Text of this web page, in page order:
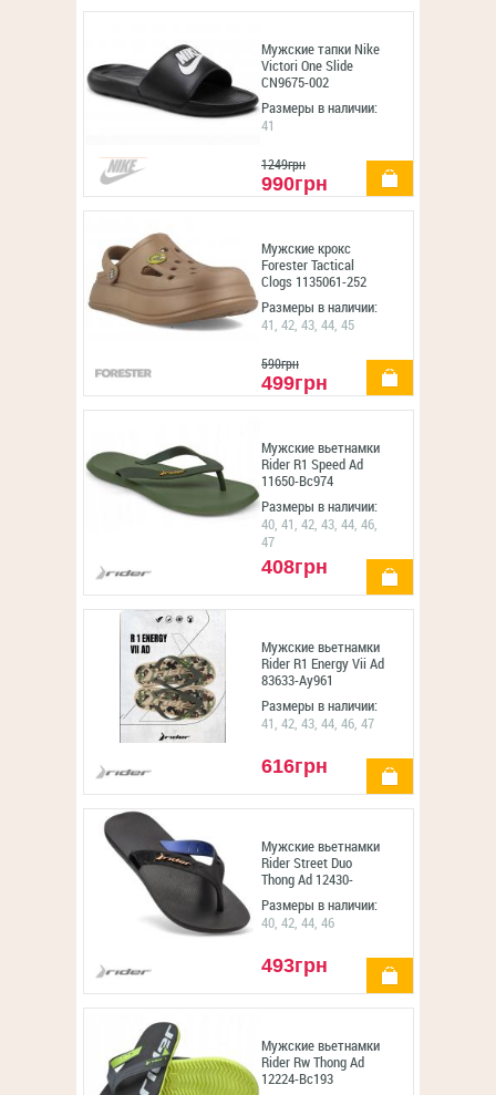
Мужские тапки Nike
Victori One Slide
CN9675-002
Размеры в наличии:
41
1249грн
990грн
купить
Мужские крокс
Forester Tactical
Clogs 1135061-252
Размеры в наличии:
41, 42, 43, 44, 45
590грн
499грн
купить
Мужские вьетнамки
Rider R1 Speed Ad
11650-Bc974
Размеры в наличии:
40, 41, 42, 43, 44, 46,
47
408грн купить
Мужские вьетнамки
Rider R1 Energy Vii Ad
83633-Ay961
Размеры в наличии:
41, 42, 43, 44, 46, 47
616грн купить
Мужские вьетнамки
Rider Street Duo
Thong Ad 12430-
Bc595
Размеры в наличии:
40, 42, 44, 46
493грн купить
Мужские вьетнамки
Rider Rw Thong Ad
12224-Bc193